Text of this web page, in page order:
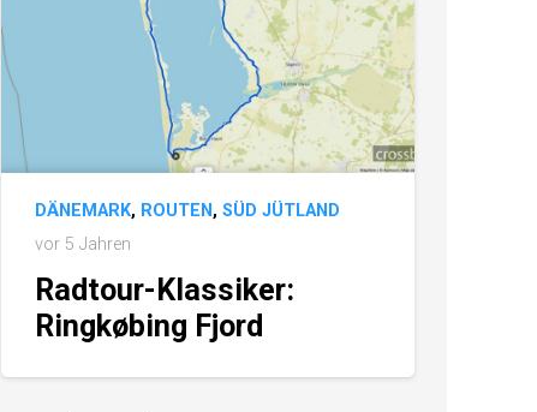
DÄNEMARK, ROUTEN , SÜD JÜTLAND
vor 5 Jahren
Radtour-Klassiker:
Ringkøbing Fjord